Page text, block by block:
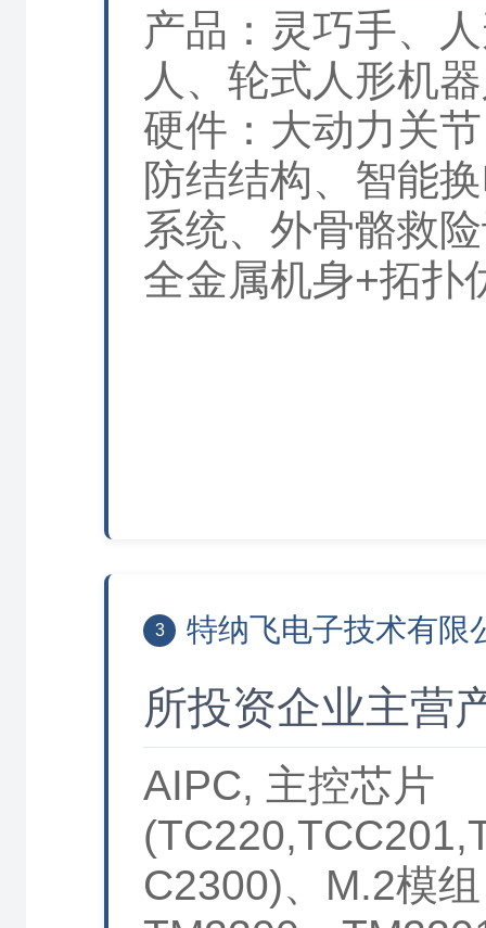
产品：灵巧手、
人、轮式人形机
硬件：大动力关
防结结构、智能
系统、外骨骼救
全金属机身+拓扑
3 特纳飞电子技术有限
所投资企业主营
AIPC, 主控芯片
C2300)、M.2模组